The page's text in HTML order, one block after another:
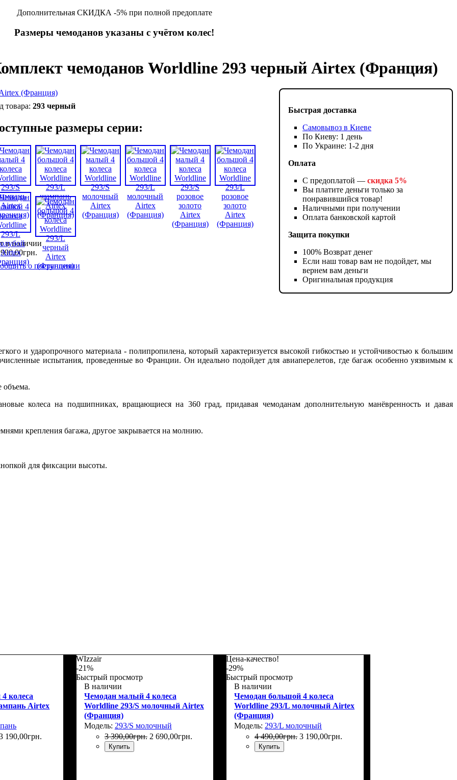
Дополнительная СКИДКА -5% при полной предоплате
Размеры чемоданов указаны с учётом колес!
чемоданов Worldline 293 черный Airtex (Франция)
Быстрая доставка
Самовывоз в Киеве
По Киеву: 1 день
По Украине: 1-2 дня
Оплата
С предоплатой —скидка 5%
Вы платите деньги только за
понравившийся товар!
Наличными при получении
Оплата банковской картой
Защита покупки
100% Возврат денег
Если наш товар вам не подойдет, мы
вернем вам деньги
Оригинальная продукция
293 черный
размеры серии:
в наличии
,00грн.
о поступлении
и ударопрочного материала - полипропилена, который характеризуется высокой гибкостью и устойчивостью к большим
испытания, проведенные во Франции. Он идеально подойдет для авиаперелетов, где багаж особенно уязвимым к
объема.
колеса на подшипниках, вращающиеся на 360 град, придавая чемоданам дополнительную манёвренность и давая
крепления багажа, другое закрывается на молнию.
для фиксации высоты.
колеса
Airtex
190,00грн.
WIzzair
-21%
Быстрый просмотр
В наличии
Чемодан малый 4 колеса
Worldline 293/S молочный Airtex
(Франция)
Модель: 293/S молочный
3 390,00грн. 2 690,00грн.
Купить
Цена-качество!
-29%
Быстрый просмотр
В наличии
Чемодан большой 4 колеса
Worldline 293/L молочный Airtex
(Франция)
Модель: 293/L молочный
4 490,00грн. 3 190,00грн.
Купить